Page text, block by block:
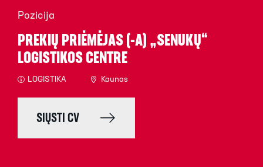
Pozicija
PREKIŲ PRIĖMĖJAS (-A) „SENUKŲ“
LOGISTIKOS CENTRE
LOGISTIKA Kaunas
SIŲSTI CV